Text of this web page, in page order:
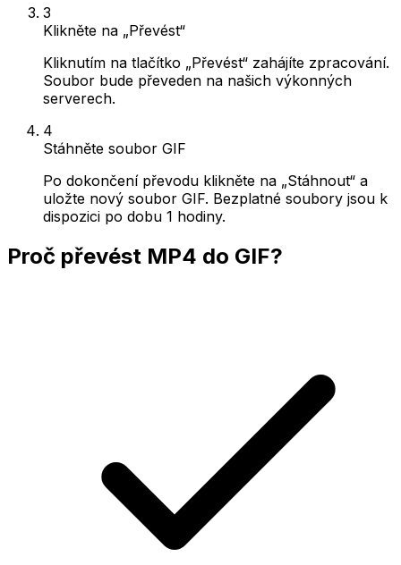
3
Klikněte na „Převést“
Kliknutím na tlačítko „Převést“ zahájíte zpracování.
Soubor bude převeden na našich výkonných
serverech.
4
Stáhněte soubor GIF
Po dokončení převodu klikněte na „Stáhnout“ a
uložte nový soubor GIF. Bezplatné soubory jsou k
dispozici po dobu 1 hodiny.
Proč převést MP4 do GIF?